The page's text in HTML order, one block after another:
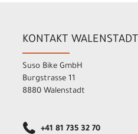
KONTAKT WALENSTADT
Suso Bike GmbH
Burgstrasse 11
8880 Walenstadt
+41 81 735 32 70